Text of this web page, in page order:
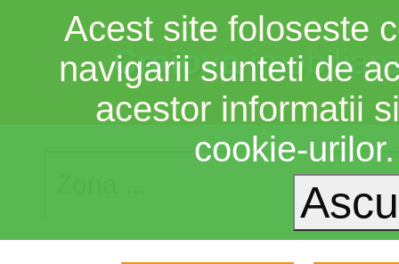
Craiova
Acest site foloseste
navigarii sunteti de
acestor informatii
cookie-